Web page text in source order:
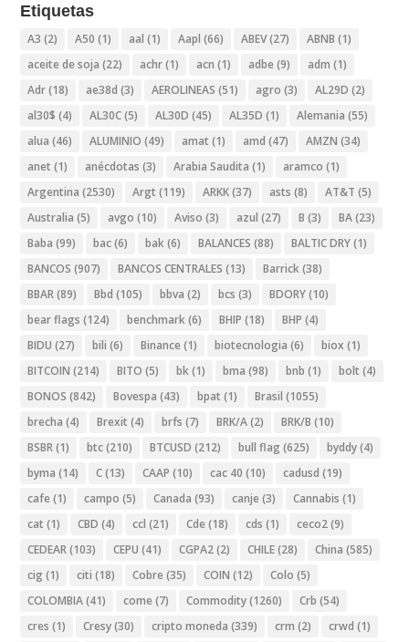
Etiquetas
A3 (2) A50 (1) aal (1) Aapl (66) ABEV(27) ABNB (1)
aceite de soja (22) achr(1) acn (1) adbe (9) adm (1)
Adr(18) ae38d (3) AEROLINEAS (51) agro (3) AL29D (2)
al30$ (4) AL30C(5) AL30D (45) AL35D (1) Alemania (55)
alua (46) ALUMINIO (49) amat (1) amd (47) AMZN (34)
anet (1) anécdotas (3) Arabia Saudita (1) aramco (1)
Argentina (2530) Argt (119) ARKK(37) asts (8) AT&T (5)
Australia (5) avgo (10) Aviso (3) azul (27) B (3) BA(23)
Baba (99) bac(6) bak(6) BALANCES (88) BALTIC DRY(1)
BANCOS (907) BANCOS CENTRALES (13) Barrick(38)
BBAR(89) Bbd (105) bbva (2) bcs (3) BDORY(10)
bear flags (124) benchmark(6) BHIP (18) BHP (4)
BIDU (27) bili (6) Binance (1) biotecnologia (6) biox (1)
BITCOIN (214) BITO (5) bk(1) bma (98) bnb (1) bolt (4)
BONOS (842) Bovespa (43) bpat (1) Brasil (1055)
brecha (4) Brexit (4) brfs (7) BRK/A(2) BRK/B (10)
BSBR(1) btc(210) BTCUSD (212) bull flag (625) byddy(4)
byma (14) C(13) CAAP (10) cac 40 (10) cadusd (19)
cafe (1) campo (5) Canada (93) canje (3) Cannabis (1)
cat (1) CBD (4) ccl (21) Cde (18) cds (1) ceco2(9)
CEDEAR(103) CEPU (41) CGPA2(2) CHILE(28) China (585)
cig (1) citi (18) Cobre (35) COIN (12) Colo (5)
COLOMBIA(41) come (7) Commodity(1260) Crb (54)
cres (1) Cresy(30) cripto moneda (339) crm (2) crwd (1)